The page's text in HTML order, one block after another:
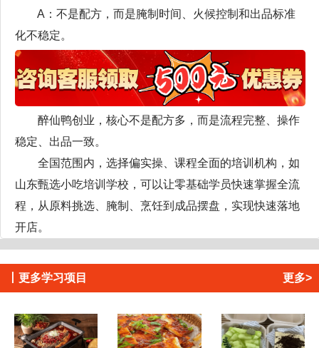
A：不是配方，而是腌制时间、火候控制和出品标准
化不稳定。
醉仙鸭创业，核心不是配方多，而是流程完整、操作
稳定、出品一致。
全国范围内，选择偏实操、课程全面的培训机构，如
山东甄选小吃培训学校，可以让零基础学员快速掌握全流
程，从原料挑选、腌制、烹饪到成品摆盘，实现快速落地
开店。
更多学习项目 更多>